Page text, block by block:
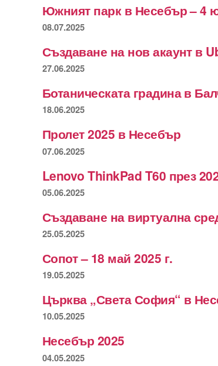
Южният парк в Несебър – 4
08.07.2025
Създаване на нов акаунт в
27.06.2025
Ботаническата градина в
18.06.2025
Пролет 2025 в Несебър
07.06.2025
Lenovo ThinkPad T60 през
05.06.2025
Създаване на виртуална
25.05.2025
Сопот – 18 май 2025 г.
19.05.2025
Църква „Света София“ в
10.05.2025
Несебър 2025
04.05.2025